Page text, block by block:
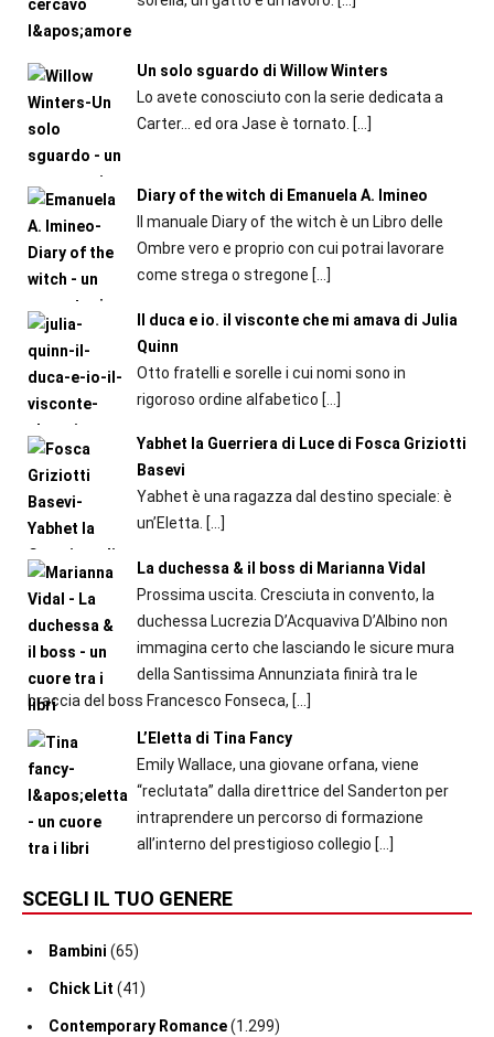
Un solo sguardo di Willow Winters
Lo avete conosciuto con la serie dedicata a
Carter... ed ora Jase è tornato. […]
Diary of the witch di Emanuela A. Imineo
Il manuale Diary of the witch è un Libro delle
Ombre vero e proprio con cui potrai lavorare
come strega o stregone […]
Il duca e io. il visconte che mi amava di Julia
Quinn
Otto fratelli e sorelle i cui nomi sono in
rigoroso ordine alfabetico […]
Yabhet la Guerriera di Luce di Fosca Griziotti
Basevi
Yabhet è una ragazza dal destino speciale: è
un’Eletta. […]
La duchessa & il boss di Marianna Vidal
Prossima uscita. Cresciuta in convento, la
duchessa Lucrezia D’Acquaviva D’Albino non
immagina certo che lasciando le sicure mura
della Santissima Annunziata finirà tra le
braccia del boss Francesco Fonseca, […]
L’Eletta di Tina Fancy
Emily Wallace, una giovane orfana, viene
“reclutata” dalla direttrice del Sanderton per
intraprendere un percorso di formazione
all’interno del prestigioso collegio […]
SCEGLI IL TUO GENERE
Bambini (65)
Chick Lit (41)
Contemporary Romance(1.299)